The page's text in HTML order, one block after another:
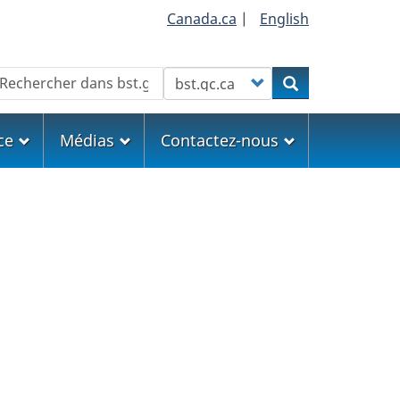
Canada.ca | English
Customize your searchRechercher
Médias Contactez-nous